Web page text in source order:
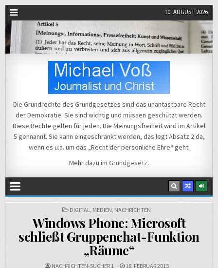
10. AUGUST 2026
Michael Voß
Die Grundrechte des Grundgesetzes sind das unantastbare Recht
der Demokratie. Sie sind wichtig und müssen geschützt werden.
Diese Rechte gelten für jeden. Die Meinungsfreiheit wird im Artikel
5 gennannt. Sie kann eingeschränkt werden, das legt Absatz 2 da,
wenn es u.a. um das „Recht der persönliche Ehre“ geht.
Mehr dazu im Grundgesetz.
POSTED
DIGITAL, MEDIEN, NACHRICHTEN
Windows Phone: Microsoft
schließt Gruppenchat-Funktion
„Räume“
NACHRICHTEN-SUCHER 1 18. FEBRUAR 2015